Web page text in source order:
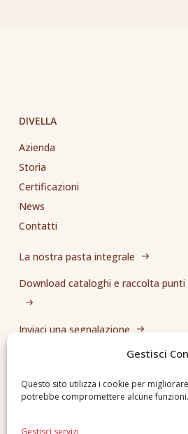
Gestisci
Questo sito utilizza i cookie per
potrebbe compromettere alcune funzioni.
Gestisci servizi
DIVELLA
Azienda
Storia
Certificazioni
News
Contatti
La nostra pasta integrale
Download cataloghi e raccolta punti
Inviaci una segnalazione